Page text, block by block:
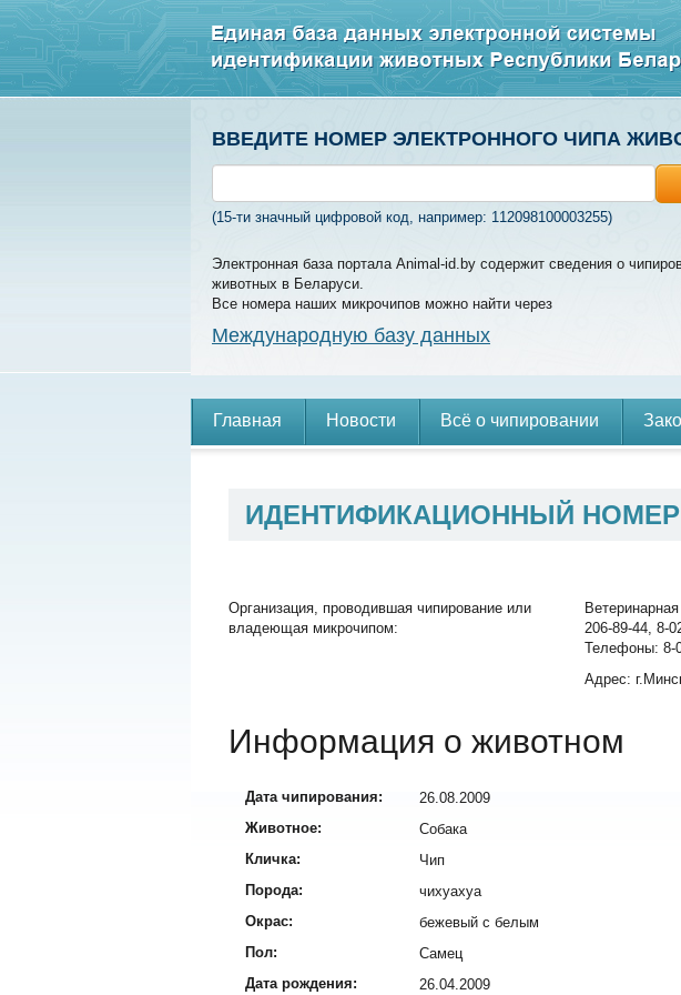
ВВЕДИТЕ НОМЕР ЭЛЕКТРОННОГО ЧИПА
(15-ти значный цифровой код, например: 112098100003255)
Электронная база портала Animal-id.by содержит сведения о
животных в Беларуси.
Все номера наших микрочипов можно найти через
Международную базу данных
Главная Новости Всё о чипировании
ИДЕНТИФИКАЦИОННЫЙ
Организация, проводившая чипирование или
владеющая микрочипом:
206-89-44, 8-
Телефоны: 8-
Адрес:
Информация о животном
Дата чипирования:
26.08.2009
Животное:
Собака
Кличка:
Чип
Порода:
чихуахуа
Окрас:
бежевый с белым
Пол:
Самец
Дата рождения:
26.04.2009